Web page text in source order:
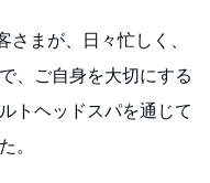
まが、日々忙しく、
、ご自身を大切にする
トヘッドスパを通じて
。